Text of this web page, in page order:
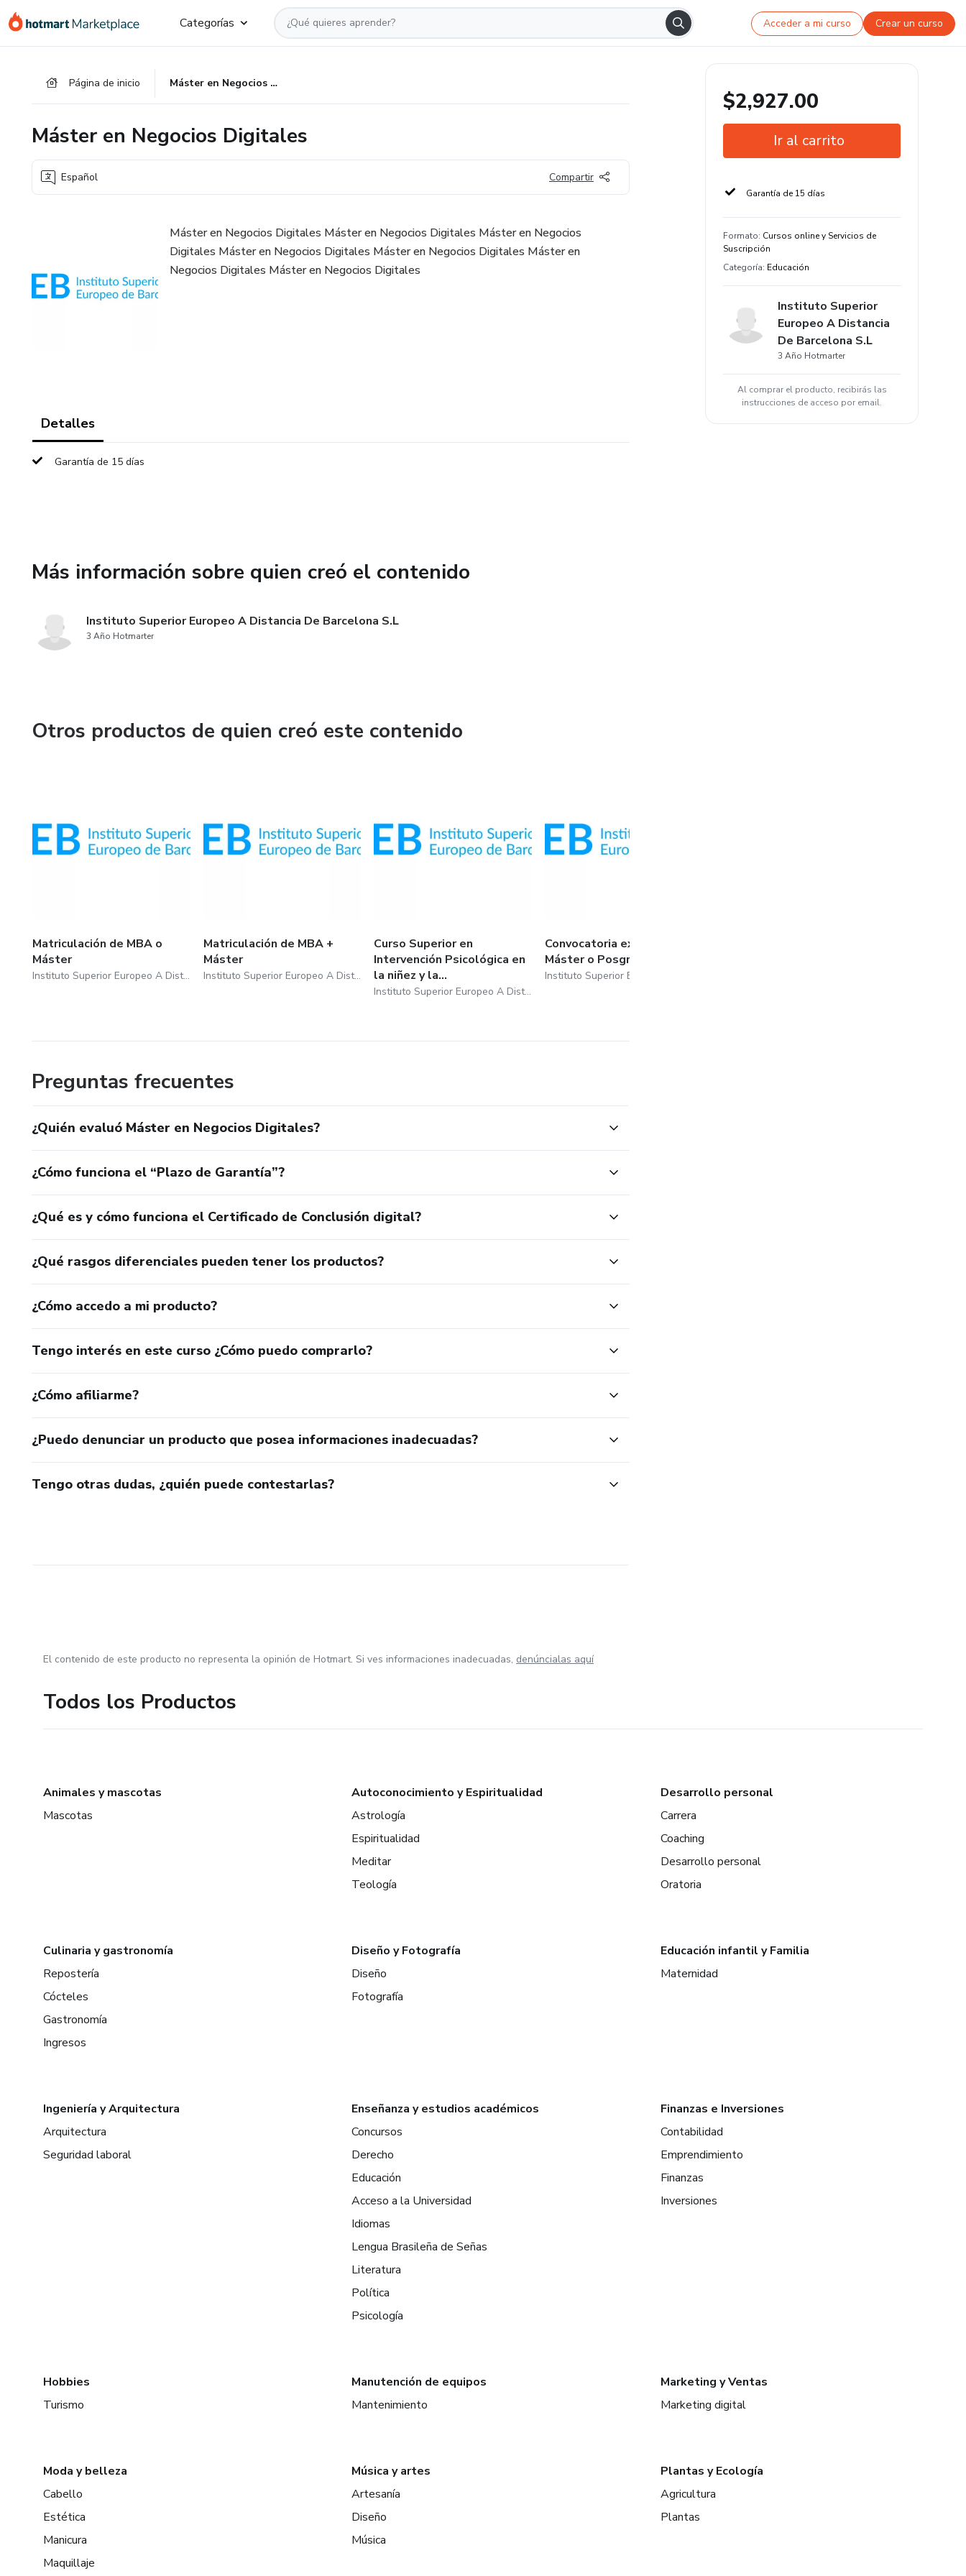
Categorías Acceder a mi curso Crear un curso
Página de inicio Máster en Negocios Digitales
Máster en Negocios Digitales
Español Compartir
Máster en Negocios Digitales Máster en Negocios Digitales Máster en Negocios
Digitales Máster en Negocios Digitales Máster en Negocios Digitales Máster en
Negocios Digitales Máster en Negocios Digitales
Detalles
Garantía de 15 días
Más información sobre quien creó el contenido
Instituto Superior Europeo A Distancia De Barcelona S.L
3 Año Hotmarter
Otros productos de quien creó este contenido
Matriculación de MBA o
Máster
Instituto Superior Europeo A Distancia De Barcelona S.L
Matriculación de MBA +
Máster
Instituto Superior Europeo A Distancia De Barcelona S.L
Curso Superior en
Intervención Psicológica en
la niñez y la...
Instituto Superior Europeo A Distancia De Barcelona S.L
Convocatoria extraordinaria
Máster o Posgrado
Preguntas frecuentes
¿Quién evaluó Máster en Negocios Digitales?
¿Cómo funciona el “Plazo de Garantía”?
¿Qué es y cómo funciona el Certificado de Conclusión digital?
¿Qué rasgos diferenciales pueden tener los productos?
¿Cómo accedo a mi producto?
Tengo interés en este curso ¿Cómo puedo comprarlo?
¿Cómo afiliarme?
¿Puedo denunciar un producto que posea informaciones inadecuadas?
Tengo otras dudas, ¿quién puede contestarlas?
$2,927.00
Ir al carrito
Garantía de 15 días
Formato: Cursos online y Servicios de
Suscripción
Categoría: Educación
Instituto Superior
Europeo A Distancia
De Barcelona S.L
3 Año Hotmarter
Al comprar el producto, recibirás las
instrucciones de acceso por email.
El contenido de este producto no representa la opinión de Hotmart. Si ves informaciones inadecuadas, denúncialas aquí
Todos los Productos
Animales y mascotas
Mascotas
Autoconocimiento y Espiritualidad
Astrología
Espiritualidad
Meditar
Teología
Desarrollo personal
Carrera
Coaching
Desarrollo personal
Oratoria
Culinaria y gastronomía
Repostería
Cócteles
Gastronomía
Ingresos
Diseño y Fotografía
Diseño
Fotografía
Educación infantil y Familia
Maternidad
Ingeniería y Arquitectura
Arquitectura
Seguridad laboral
Enseñanza y estudios académicos
Concursos
Derecho
Educación
Acceso a la Universidad
Idiomas
Lengua Brasileña de Señas
Literatura
Política
Psicología
Finanzas e Inversiones
Contabilidad
Emprendimiento
Finanzas
Inversiones
Hobbies
Turismo
Manutención de equipos
Mantenimiento
Marketing y Ventas
Marketing digital
Moda y belleza
Cabello
Estética
Manicura
Maquillaje
Música y artes
Artesanía
Diseño
Música
Plantas y Ecología
Agricultura
Plantas